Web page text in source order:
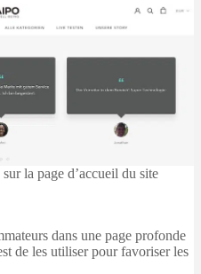
la page d’accueil du site
dans une page profonde
de les utiliser pour favoriser les